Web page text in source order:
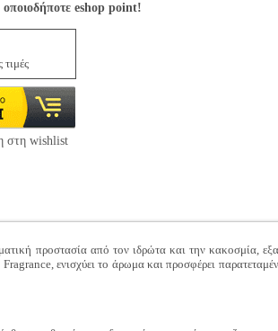
eshop point!
στη wishlist
προστασία από τον ιδρώτα και την κακοσμία,
ενισχύει το άρωμα και προσφέρει